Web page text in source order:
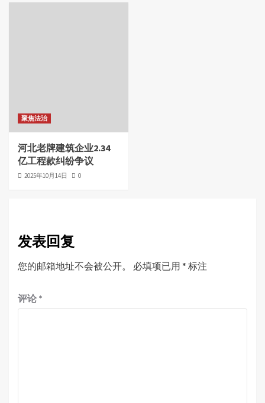
聚焦法治
河北老牌建筑企业2.34
亿工程款纠纷争议
2025年10月14日 0
发表回复
您的邮箱地址不会被公开。 必填项已用 * 标注
评论 *